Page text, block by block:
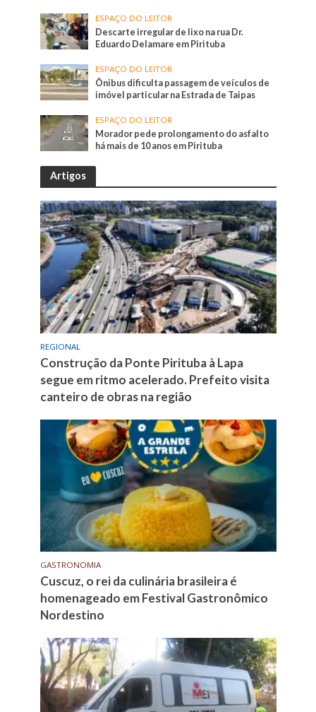
ESPAÇO DO LEITOR
Descarte irregular de lixo na rua Dr.
Eduardo Delamare em Pirituba
ESPAÇO DO LEITOR
Ônibus dificulta passagem de veículos de
imóvel particular na Estrada de Taipas
ESPAÇO DO LEITOR
Morador pede prolongamento do asfalto
há mais de 10 anos em Pirituba
Artigos
REGIONAL
Construção da Ponte Pirituba à Lapa
segue em ritmo acelerado. Prefeito visita
canteiro de obras na região
GASTRONOMIA
Cuscuz, o rei da culinária brasileira é
homenageado em Festival Gastronômico
Nordestino